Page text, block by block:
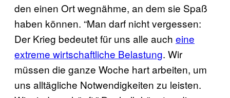
den einen Ort wegnähme, an dem sie Spaß
haben können. “Man darf nicht vergessen:
Der Krieg bedeutet für uns alle auch eine
extreme wirtschaftliche Belastung. Wir
müssen die ganze Woche hart arbeiten, um
uns alltägliche Notwendigkeiten zu leisten.